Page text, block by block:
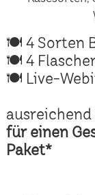
🍽 4 Sorten
🍽 4
🍽 Live-
für einen
Paket*